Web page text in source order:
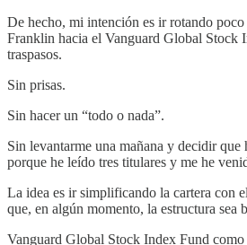
De hecho, mi intención es ir rotando
Franklin hacia el Vanguard Global Stock
traspasos.
Sin prisas.
Sin hacer un “todo o nada”.
Sin levantarme una mañana y decidir
porque he leído tres titulares y me he
La idea es ir simplificando la cartera con
que, en algún momento, la estructura sea
Vanguard Global Stock Index Fund